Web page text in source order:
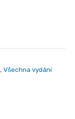
, Všechna vydání